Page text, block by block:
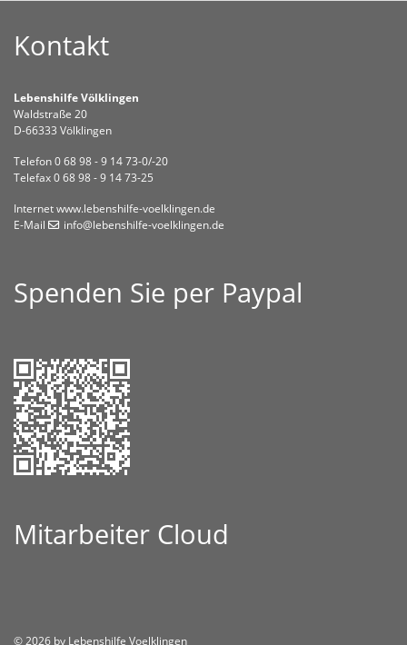
Kontakt
Lebenshilfe Völklingen
Waldstraße 20
D-66333 Völklingen
Telefon 0 68 98 - 9 14 73-0/-20
Telefax 0 68 98 - 9 14 73-25
Internetwww.lebenshilfe-voelklingen.de
E-Mail
info@lebenshilfe-voelklingen.de
Spenden Sie per Paypal
Mitarbeiter Cloud
© 2026 by Lebenshilfe Voelklingen